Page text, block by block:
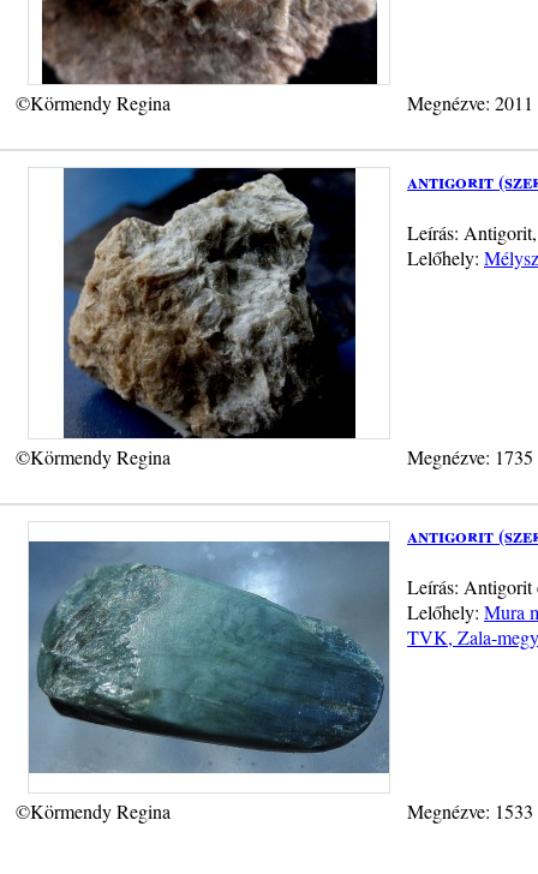
©Körmendy Regina Megnézve:
antigorit
Leírás:
Lelőhely:
©Körmendy Regina Megnézve:
antigorit
Leírás: Antigorit
Lelőhely: Mura
TVK, Zala-
©Körmendy Regina Megnézve: